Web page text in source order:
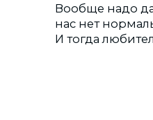
Вообще надо
нас нет
И тогда